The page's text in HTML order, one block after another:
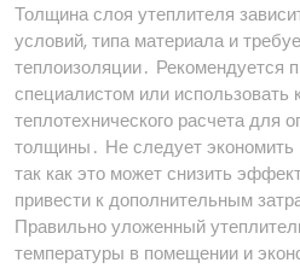
Толщина слоя утеплителя
условий, типа материала и
теплоизоляции․ Рекомендуется
специалистом или использовать
теплотехнического расчета для
толщины․ Не следует экономить
так как это может снизить
привести к дополнительным
Правильно уложенный
температуры в помещении и